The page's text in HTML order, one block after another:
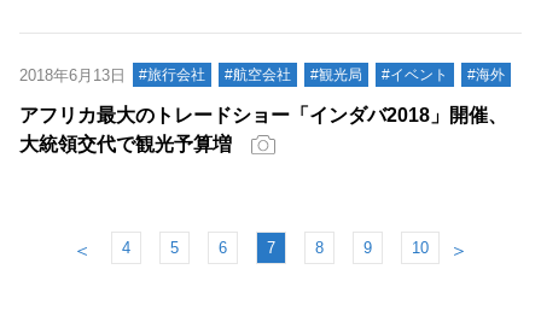
2018年6月13日 #旅行会社 #航空会社 #観光局 #イベント #海外
アフリカ最大のトレードショー「インダバ2018」開催、
大統領交代で観光予算増
＜ 4 5 6 7 8 9 10 ＞